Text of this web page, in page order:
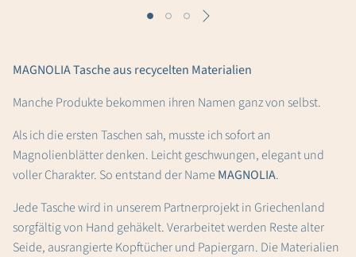
MAGNOLIA Tasche aus recycelten Materialien
Manche Produkte bekommen ihren Namen ganz von selbst.
Als ich die ersten Taschen sah, musste ich sofort an
Magnolienblätter denken. Leicht geschwungen, elegant und
voller Charakter. So entstand der Name MAGNOLIA.
Jede Tasche wird in unserem Partnerprojekt in Griechenland
sorgfältig von Hand gehäkelt. Verarbeitet werden Reste alter
Seide, ausrangierte Kopftücher und Papiergarn. Die Materialien